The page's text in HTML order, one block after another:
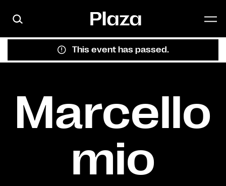
This event has passed.
Marcello
mio